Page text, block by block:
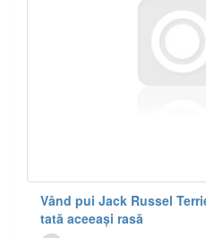
Vând pui Jack Russel
tată aceeași rasă